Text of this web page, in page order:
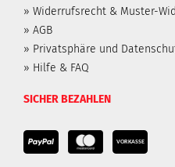
» Widerrufsrecht & Muster-
» AGB
» Privatsphäre und
» Hilfe & FAQ
SICHER BEZAHLEN